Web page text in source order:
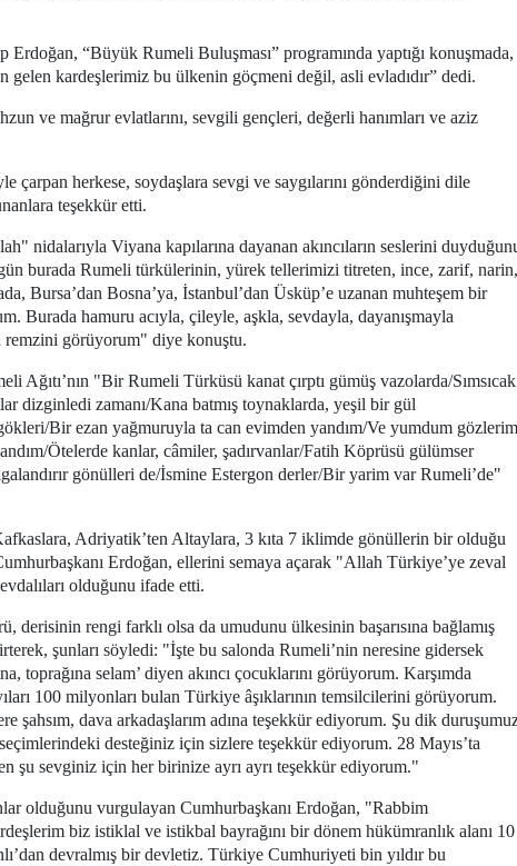
Erdoğan, “Büyük Rumeli Buluşması” programında yaptığı konuşmada,
gelen kardeşlerimiz bu ülkenin göçmeni değil, asli evladıdır” dedi.
ve mağrur evlatlarını, sevgili gençleri, değerli hanımları ve aziz
çarpan herkese, soydaşlara sevgi ve saygılarını gönderdiğini dile
teşekkür etti.
nidalarıyla Viyana kapılarına dayanan akıncıların seslerini
burada Rumeli türkülerinin, yürek tellerimizi titreten, ince, zarif, narin,
Bursa’dan Bosna’ya, İstanbul’dan Üsküp’e uzanan muhteşem bir
Burada hamuru acıyla, çileyle, aşkla, sevdayla, dayanışmayla
görüyorum" diye konuştu.
Ağıtı’nın "Bir Rumeli Türküsü kanat çırptı gümüş vazolarda/Sımsıcak
dizginledi zamanı/Kana batmış toynaklarda, yeşil bir gül
Bir ezan yağmuruyla ta can evimden yandım/Ve yumdum
Ötelerde kanlar, câmiler, şadırvanlar/Fatih Köprüsü gülümser
gönülleri de/İsmine Estergon derler/Bir yarim var Rumeli’de"
Adriyatik’ten Altaylara, 3 kıta 7 iklimde gönüllerin bir olduğu
Erdoğan, ellerini semaya açarak "Allah Türkiye’ye zeval
olduğunu ifade etti.
derisinin rengi farklı olsa da umudunu ülkesinin başarısına bağlamış
şunları söyledi: "İşte bu salonda Rumeli’nin neresine gidersek
toprağına selam’ diyen akıncı çocuklarını görüyorum. Karşımda
100 milyonları bulan Türkiye âşıklarının temsilcilerini görüyorum.
şahsım, dava arkadaşlarım adına teşekkür ediyorum. Şu dik
desteğiniz için sizlere teşekkür ediyorum. 28 Mayıs’ta
şu sevginiz için her birinize ayrı ayrı teşekkür ediyorum."
olduğunu vurgulayan Cumhurbaşkanı Erdoğan, "Rabbim
biz istiklal ve istikbal bayrağını bir dönem hükümranlık alanı 10
devralmış bir devletiz. Türkiye Cumhuriyeti bin yıldır bu